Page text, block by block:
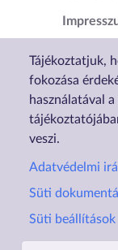
Tájékoztatjuk,
fokozása
használatával
veszi.
Adatvédelmi
Süti
Süti beállítások